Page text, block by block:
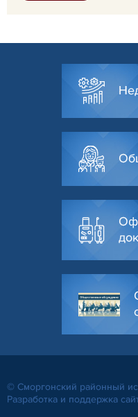
© Сморгонский районный
Разработка и поддержка